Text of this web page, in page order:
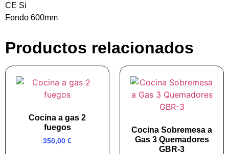
CE Si
Fondo 600mm
Productos relacionados
Cocina a gas 2
fuegos
350,00 €
Cocina Sobremesa a
Gas 3 Quemadores
GBR-3